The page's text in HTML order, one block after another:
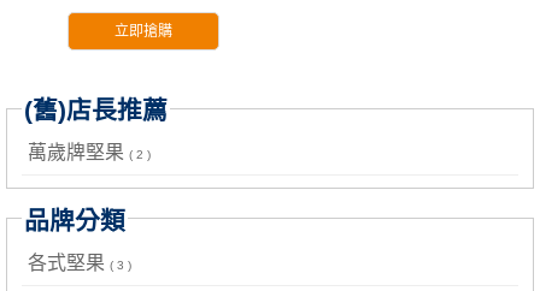
立即搶購
(舊)店長推薦
萬歲牌堅果 ( 2 )
品牌分類
各式堅果 ( 3 )